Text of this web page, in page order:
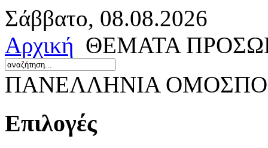
Σάββατο, 08.08.2026
Αρχική ΘΕΜΑΤΑ
ΠΑΝΕΛΛΗΝΙΑ
Επιλογές